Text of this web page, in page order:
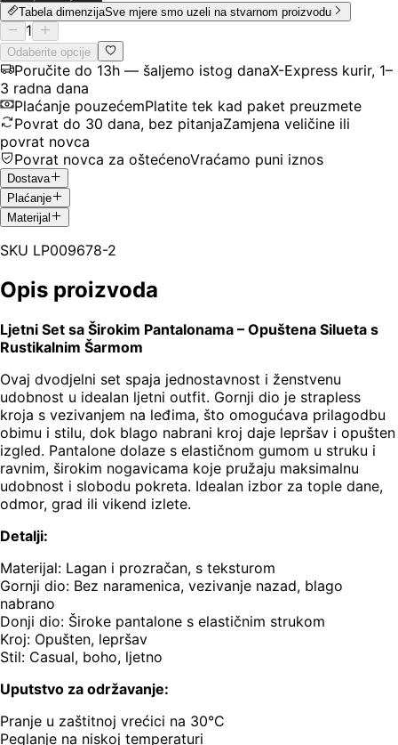
Tabela dimenzijaSve mjere smo uzeli na stvarnom proizvodu
1
Odaberite opcije
Poručite do 13h — šaljemo istog danaX-Express kurir, 1–
3 radna dana
Plaćanje pouzećemPlatite tek kad paket preuzmete
Povrat do 30 dana, bez pitanjaZamjena veličine ili
povrat novca
Povrat novca za oštećenoVraćamo puni iznos
Dostava
Plaćanje
Materijal
SKU LP009678-2
Opis proizvoda
Ljetni Set sa Širokim Pantalonama – Opuštena Silueta s
Rustikalnim Šarmom
Ovaj dvodjelni set spaja jednostavnost i ženstvenu
udobnost u idealan ljetni outfit. Gornji dio je strapless
kroja s vezivanjem na leđima, što omogućava prilagodbu
obimu i stilu, dok blago nabrani kroj daje lepršav i opušten
izgled. Pantalone dolaze s elastičnom gumom u struku i
ravnim, širokim nogavicama koje pružaju maksimalnu
udobnost i slobodu pokreta. Idealan izbor za tople dane,
odmor, grad ili vikend izlete.
Detalji:
Materijal: Lagan i prozračan, s teksturom
Gornji dio: Bez naramenica, vezivanje nazad, blago
nabrano
Donji dio: Široke pantalone s elastičnim strukom
Kroj: Opušten, lepršav
Stil: Casual, boho, ljetno
Uputstvo za održavanje:
Pranje u zaštitnoj vrećici na 30°C
Peglanje na niskoj temperaturi